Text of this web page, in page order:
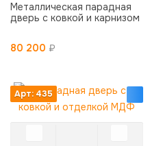
Металлическая парадная
дверь с ковкой и карнизом
80 200 ₽
Арт: 435